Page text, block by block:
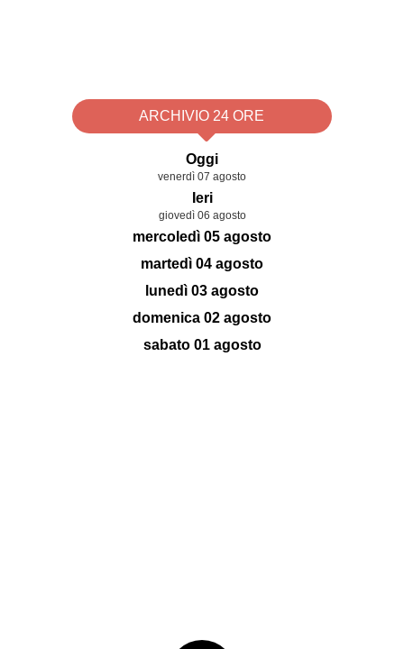
ARCHIVIO 24 ORE
Oggi
venerdì 07 agosto
Ieri
giovedì 06 agosto
mercoledì 05 agosto
martedì 04 agosto
lunedì 03 agosto
domenica 02 agosto
sabato 01 agosto